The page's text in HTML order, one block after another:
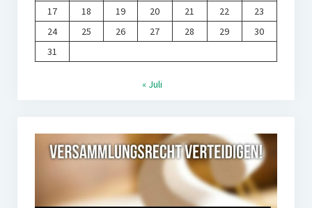
17 18 19 20 21 22
23
24
25 26 27 28 29
30
31
« Juli